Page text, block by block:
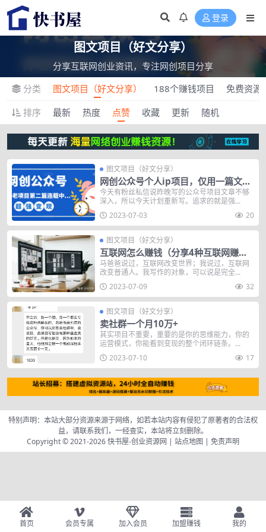
登录
图文项目（好文分享）
分享互联网创业资讯，专注网创项目分享
分类
图文项目（好文分享） 188个赚钱项目
免费资源
排序
最新 热度 点赞 收藏 更新 随机
图文项目（好文分享）
网创公众号个人ip项目，仅用一篇文章
做到全网引流！
今天有粉丝私信说昨晚写的公众号项目文章不够
深入，所以今天计划重新写。追求的就是强...
2023-07-03
20
图文项目（好文分享）
互联网怎么赚钱（分享4种互联网赚钱
模式）
马爸爸说过，互联网改变世界；我说过，互联网
改变普通人。我写作的对象，可以说是完全...
2023-07-09
32
图文项目（好文分享）
卖社群一个月10万+
其实项目不重要，重要的是你的思维能力，你的
运营模式，你能看到变现的整个闭环链条。...
2023-07-10
17
特别声明：本站大部分资源来源于网络，如若本站内容有侵犯了原著者的合法权
益，请联系我们，一经查实，本站将立刻删除。
Copyright © 2021-2026快书屋-创业资源网 | 站点地图 | 免责声明
首页 会员专属 加入会员 加盟赚钱 我的